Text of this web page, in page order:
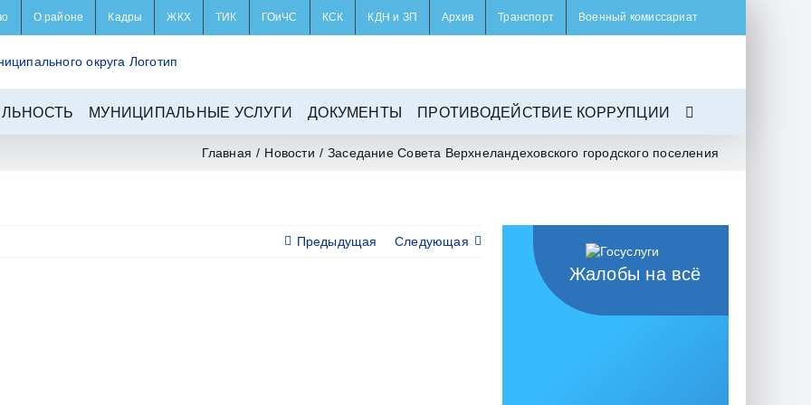
О районе Кадры ЖКХ ТИК ГОиЧС КСК КДН и ЗП Архив Транспорт Военный комиссариат
МУНИЦИПАЛЬНЫЕ УСЛУГИ ДОКУМЕНТЫ ПРОТИВОДЕЙСТВИЕ КОРРУПЦИИ
Главная / Новости / Заседание Совета Верхнеландеховского городского поселения
Предыдущая Следующая
Жалобы на всё